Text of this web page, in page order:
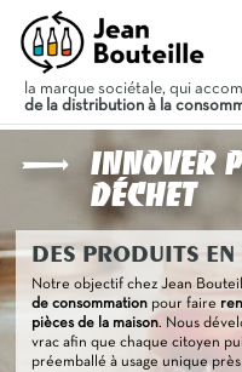
la marque sociétale, qui
de la distribution à la
Innover
déchet
DES PRODUITS
Notre objectif chez Jean
de consommation pour faire
pièces de la maison. Nous
vrac afin que chaque citoyen
préemballé à usage unique